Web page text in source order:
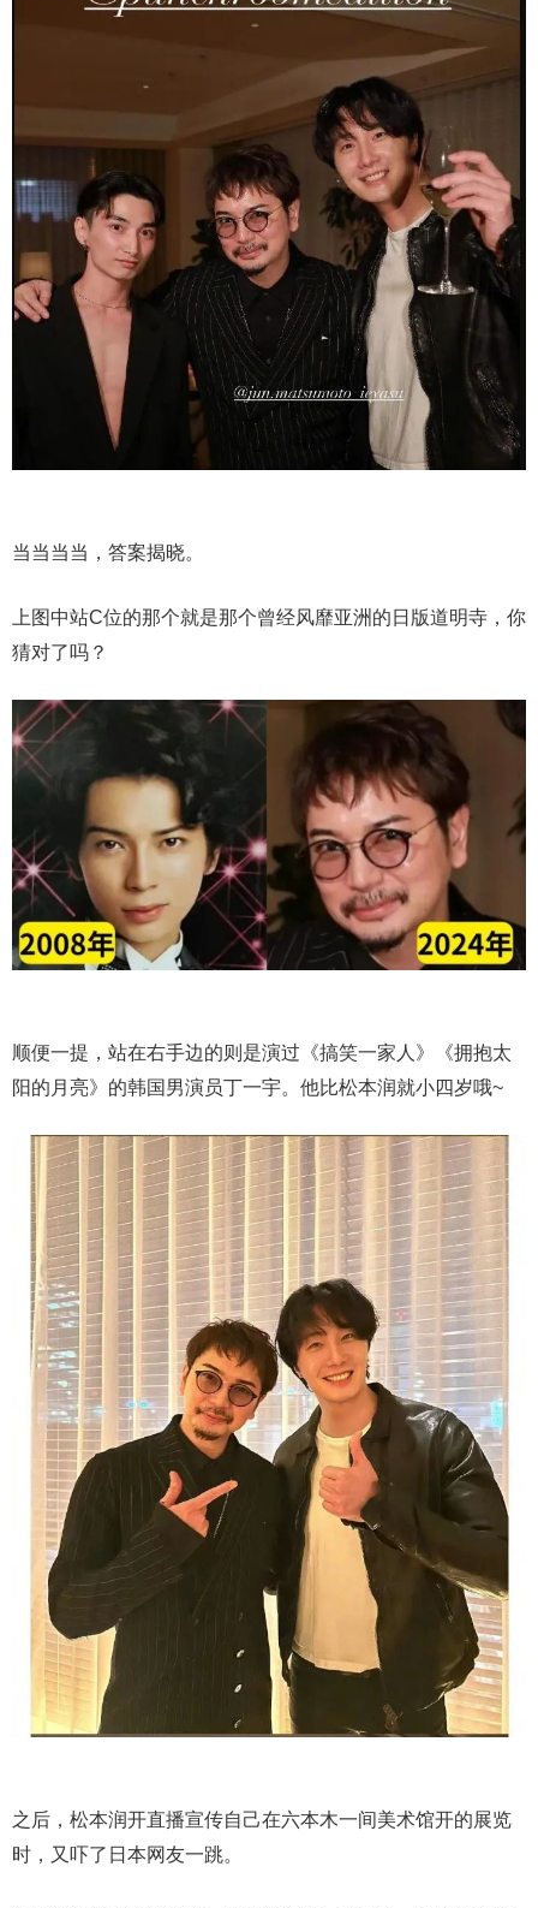
当当当当，答案揭晓。
上图中站C位的那个就是那个曾经风靡亚洲的日版道明寺，你
猜对了吗？
顺便一提，站在右手边的则是演过《搞笑一家人》《拥抱太
阳的月亮》的韩国男演员丁一宇。他比松本润就小四岁哦~
之后，松本润开直播宣传自己在六本木一间美术馆开的展览
时，又吓了日本网友一跳。